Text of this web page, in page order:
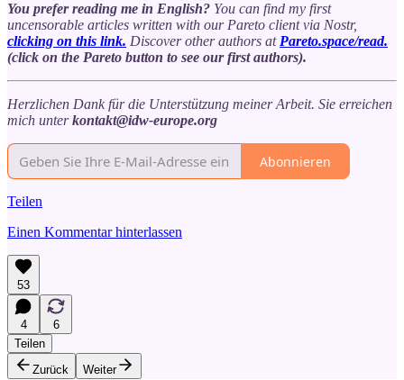
You prefer reading me in English? You can find my first
uncensorable articles written with our Pareto client via Nostr,
clicking on this link. Discover other authors atPareto.space/read.
(click on the Pareto button to see our first authors).
Herzlichen Dank für die Unterstützung meiner Arbeit. Sie erreichen
mich unterkontakt@idw-europe.org
Abonnieren
Teilen
Einen Kommentar hinterlassen
53
4
6
Teilen
Zurück
Weiter